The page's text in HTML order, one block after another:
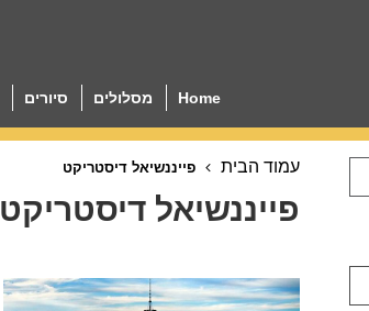
Home מסלולים סיורים
עמוד הבית פייננשיאל דיסטריקט
פייננשיאל דיסטריקט